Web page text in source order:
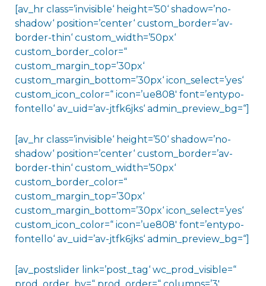
[av_hr class=’invisible‘ height=’50‘ shadow=’no-
shadow‘ position=’center‘ custom_border=’av-
border-thin‘ custom_width=’50px‘
custom_border_color=“
custom_margin_top=’30px‘
custom_margin_bottom=’30px‘ icon_select=’yes‘
custom_icon_color=“ icon=’ue808′ font=’entypo-
fontello‘ av_uid=’av-jtfk6jks‘ admin_preview_bg=“]
[av_hr class=’invisible‘ height=’50‘ shadow=’no-
shadow‘ position=’center‘ custom_border=’av-
border-thin‘ custom_width=’50px‘
custom_border_color=“
custom_margin_top=’30px‘
custom_margin_bottom=’30px‘ icon_select=’yes‘
custom_icon_color=“ icon=’ue808′ font=’entypo-
fontello‘ av_uid=’av-jtfk6jks‘ admin_preview_bg=“]
[av_postslider link=’post_tag‘ wc_prod_visible=“